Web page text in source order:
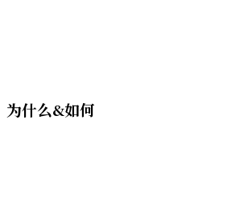
为什么&如何